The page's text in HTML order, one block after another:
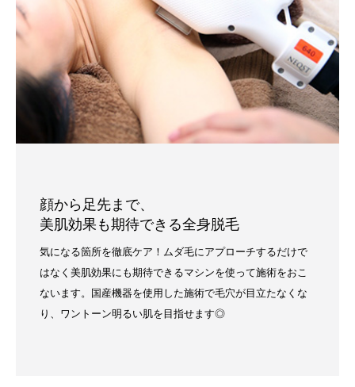
顔から足先まで、
美肌効果も期待できる全身脱毛
気になる箇所を徹底ケア！ムダ毛にアプローチするだけで
はなく美肌効果にも期待できるマシンを使って施術をおこ
ないます。国産機器を使用した施術で毛穴が目立たなくな
り、ワントーン明るい肌を目指せます◎